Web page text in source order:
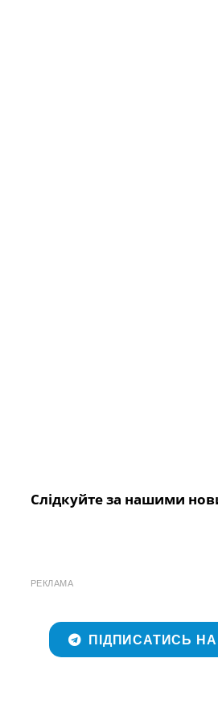
Слідкуйте за нашими
РЕКЛАМА
ПІДПИСАТИСЬ НА